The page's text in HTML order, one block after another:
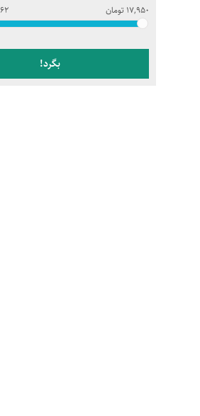
DEPI
DERMATYPIQUE
Doctor JILA
17,950 تومان
بگرد!